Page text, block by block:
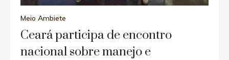
Meio Ambiete
Ceará participa de encontro
nacional sobre manejo e